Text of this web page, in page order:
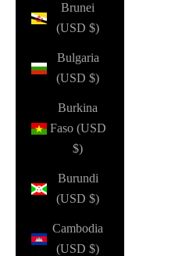
Brunei
(USD $)
Bulgaria
(USD $)
Burkina
Faso (USD
$)
Burundi
(USD $)
Cambodia
(USD $)